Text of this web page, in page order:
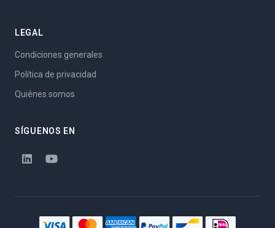
LEGAL
Condiciones generales
Política de privacidad
Quiénes somos
SÍGUENOS EN